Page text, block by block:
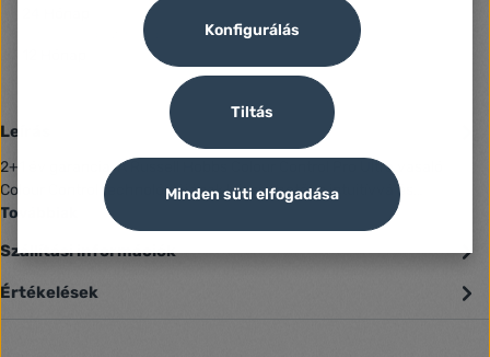
Jótállás (Jogi személy):
Leírás
2+1 év garancia A Russell Hobbs Colour Control Pro Ultra vasaló
Colour Control technológiájának köszönhetően intuitívvá és…
Továbbiak
Szállítási információk
Értékelések
Tiltás
Konfigurálás
Minden süti elfogadása